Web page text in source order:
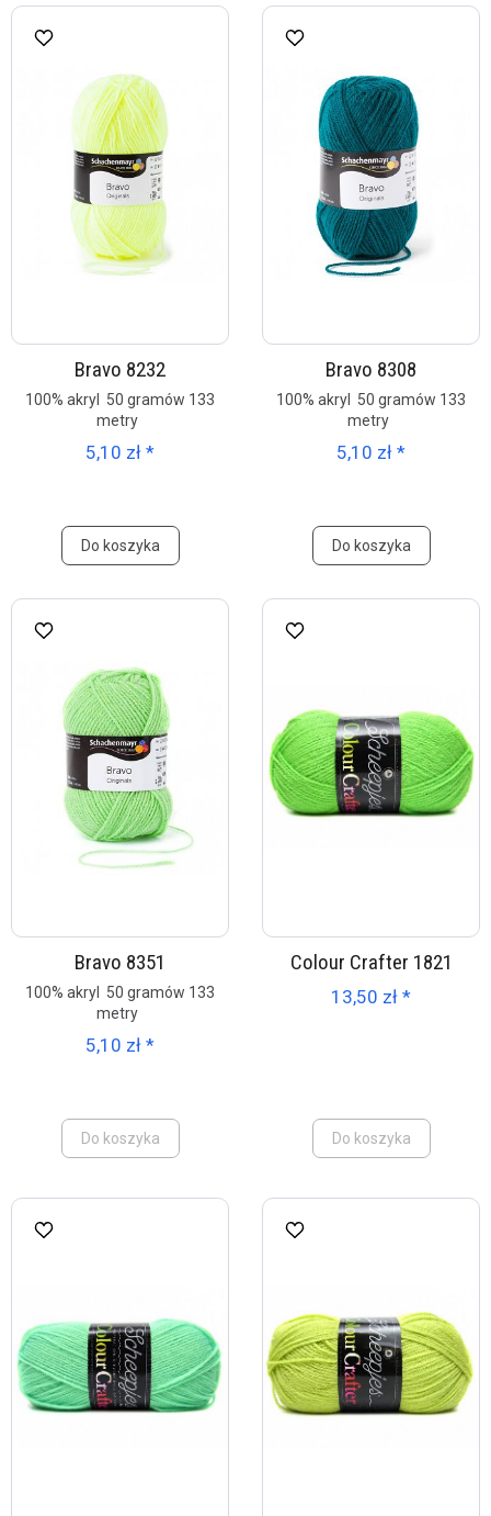
Bravo 8232
100% akryl 50 gramów 133
metry
5,10 zł *
Do koszyka
Bravo 8308
100% akryl 50 gramów 133
metry
5,10 zł *
Do koszyka
Bravo 8351
100% akryl 50 gramów 133
metry
5,10 zł *
Do koszyka
Colour Crafter 1821
13,50 zł *
Do koszyka